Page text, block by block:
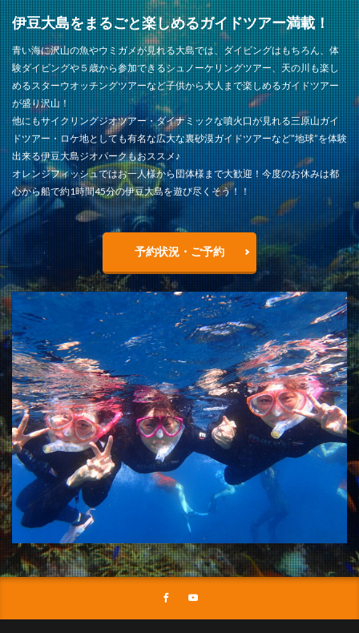
伊豆大島をまるごと楽しめるガイドツアー満載！
青い海に沢山の魚やウミガメが見れる大島では、ダイビングはもちろん、体
験ダイビングや５歳から参加できるシュノーケリングツアー、天の川も楽し
めるスターウオッチングツアーなど子供から大人まで楽しめるガイドツアー
が盛り沢山！
他にもサイクリングジオツアー・ダイナミックな噴火口が見れる三原山ガイ
ドツアー・ロケ地としても有名な広大な裏砂漠ガイドツアーなど”地球”を体験
出来る伊豆大島ジオパークもおススメ♪
オレンジフィッシュではお一人様から団体様まで大歓迎！今度のお休みは都
心から船で約1時間45分の伊豆大島を遊び尽くそう！！
予約状況・ご予約